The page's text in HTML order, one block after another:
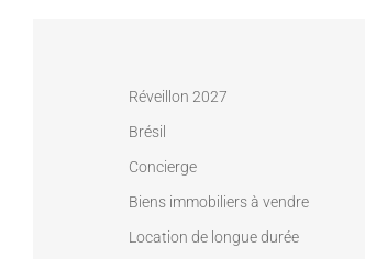
Réveillon 2027
Brésil
Concierge
Biens immobiliers à vendre
Location de longue durée